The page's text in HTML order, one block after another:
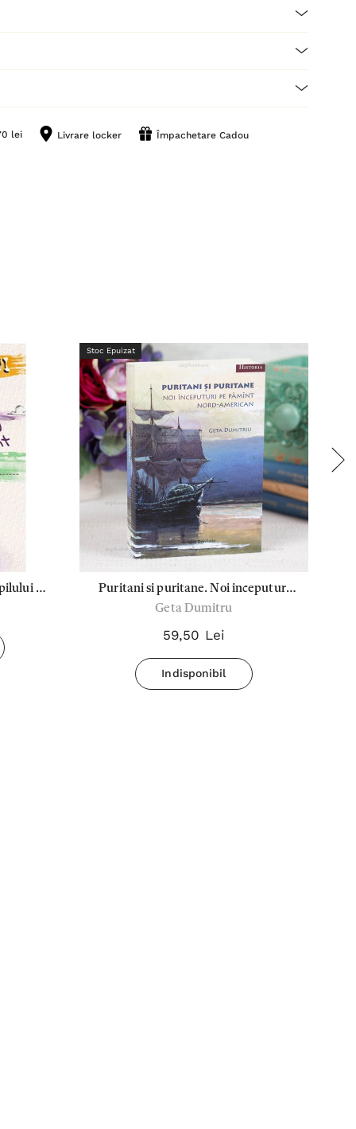
lei Livrare locker Împachetare Cadou
5
Stoc Epuizat
Puritani si puritane. Noi inceputuri
pe pamant Nord-American - Geta
Dumitriu
Geta Dumitru
59,50 Lei
Indisponibil